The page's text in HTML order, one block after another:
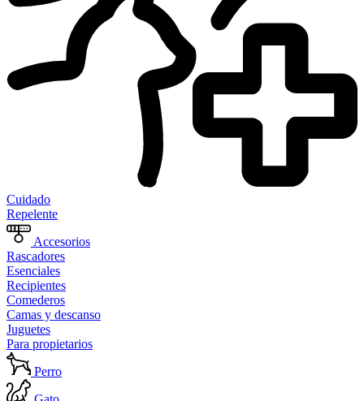
Cuidado
Repelente
Accesorios
Rascadores
Esenciales
Recipientes
Comederos
Camas y descanso
Juguetes
Para propietarios
Perro